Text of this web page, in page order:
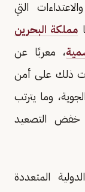
التي
مملكة البحرين
، معربًا عن
ذلك على أمن
وما يترتب
خفض التصعيد
المتعددة